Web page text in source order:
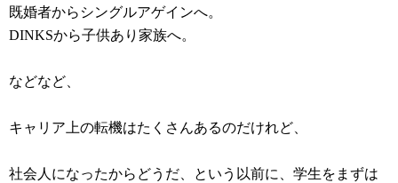
既婚者からシングルアゲインへ。
DINKSから子供あり家族へ。
などなど、
キャリア上の転機はたくさんあるのだけれど、
社会人になったからどうだ、という以前に、学生をまずは